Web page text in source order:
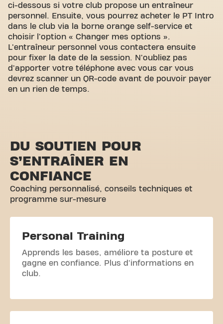
ci-dessous si votre club propose un entraîneur
personnel. Ensuite, vous pourrez acheter le PT Intro
dans le club via la borne orange self-service et
choisir l'option « Changer mes options ».
L'entraîneur personnel vous contactera ensuite
pour fixer la date de la session. N'oubliez pas
d'apporter votre téléphone avec vous car vous
devrez scanner un QR-code avant de pouvoir payer
en un rien de temps.
DU SOUTIEN POUR
S’ENTRAÎNER EN
CONFIANCE
Coaching personnalisé, conseils techniques et
programme sur-mesure
Personal Training
Apprends les bases, améliore ta posture et
gagne en confiance. Plus d'informations en
club.